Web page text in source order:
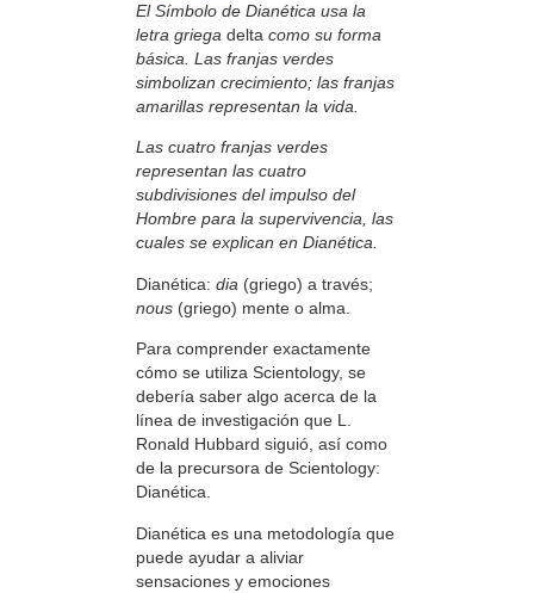
El Símbolo de Dianética usa la
letra griega delta como su forma
básica. Las franjas verdes
simbolizan crecimiento; las franjas
amarillas representan la vida.
Las cuatro franjas verdes
representan las cuatro
subdivisiones del impulso del
Hombre para la supervivencia, las
cuales se explican en Dianética.
Dianética: dia (griego) a través;
nous (griego) mente o alma.
Para comprender exactamente
cómo se utiliza Scientology, se
debería saber algo acerca de la
línea de investigación que L.
Ronald Hubbard siguió, así como
de la precursora de Scientology:
Dianética.
Dianética es una metodología que
puede ayudar a aliviar
sensaciones y emociones